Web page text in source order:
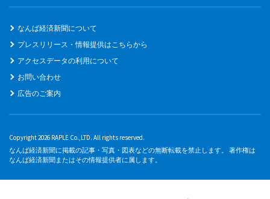
なんば経済新聞について
プレスリリース・情報提供はこちらから
アクセスデータの利用について
お問い合わせ
広告のご案内
Copyright 2026 RAPLE Co.,LTD. All rights reserved.
なんば経済新聞に掲載の記事・写真・図表などの無断転載を禁止します。 著作権は
なんば経済新聞またはその情報提供者に属します。